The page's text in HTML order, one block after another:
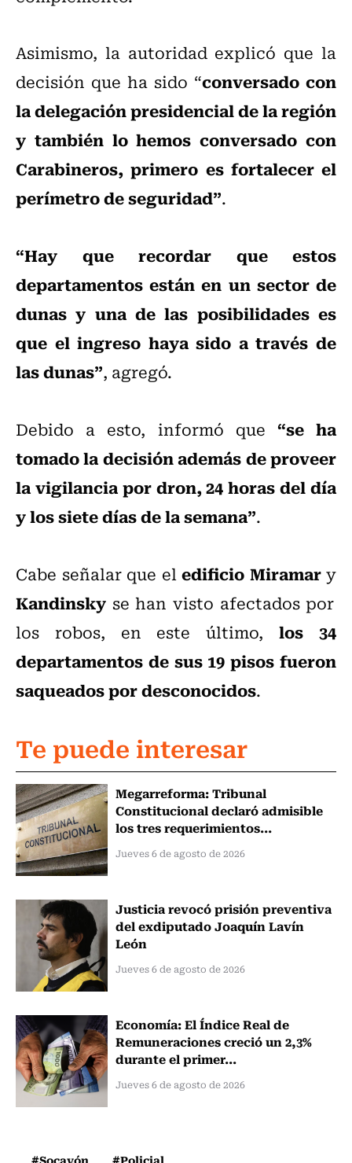
Asimismo, la autoridad explicó que la
decisión que ha sido “conversado con
la delegación presidencial de la región
y también lo hemos conversado con
Carabineros, primero es fortalecer el
perímetro de seguridad”.
“Hay que recordar que estos
departamentos están en un sector de
dunas y una de las posibilidades es
que el ingreso haya sido a través de
las dunas”, agregó.
Debido a esto, informó que “se ha
tomado la decisión además de proveer
la vigilancia por dron, 24 horas del día
y los siete días de la semana”.
Cabe señalar que eledificio Miramary
Kandinsky se han visto afectados por
los robos, en este último, los 34
departamentos de sus 19 pisos fueron
saqueados por desconocidos.
Te puede interesar
Megarreforma: Tribunal
Constitucional declaró admisible
los tres requerimientos...
Jueves 6 de agosto de 2026
Justicia revocó prisión preventiva
del exdiputado Joaquín Lavín
León
Jueves 6 de agosto de 2026
Economía: El Índice Real de
Remuneraciones creció un 2,3%
durante el primer...
Jueves 6 de agosto de 2026